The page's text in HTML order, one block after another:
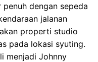
dengan sepeda
jalanan
properti studio
pada lokasi syuting.
menjadi Johnny